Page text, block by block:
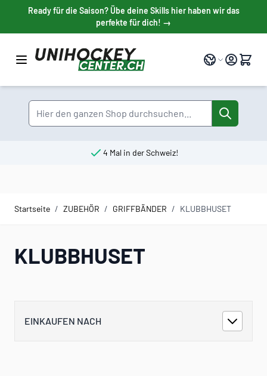
Direkt zum Inhalt
Ready für die Saison? Übe deine Skills hier haben wir das
perfekte für dich! →
Sprache
Suche
4 Mal in der Schweiz!
Startseite / ZUBEHÖR / GRIFFBÄNDER / KLUBBHUSET
KLUBBHUSET
EINKAUFEN NACH